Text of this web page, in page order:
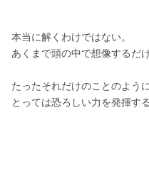
本当に解くわけではない。
あくまで頭の中で想像するだけ
たったそれだけのことのよう
とっては恐ろしい力を発揮す